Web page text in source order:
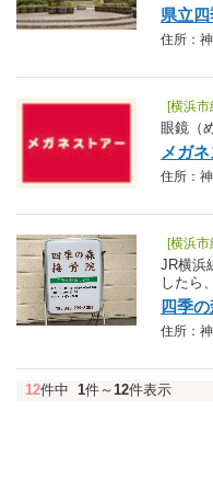
県立
住所：
[横浜市
眼鏡（
メガ
住所：
[横浜市
JR横浜
したら
四季
住所：
12件中 1件～ 12件表示